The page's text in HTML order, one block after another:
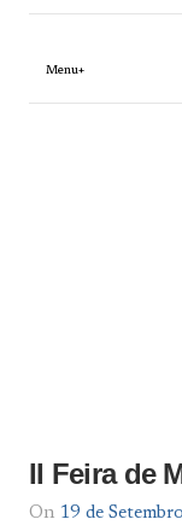
Norte
a
Menu+
II Feira de
On 19 de